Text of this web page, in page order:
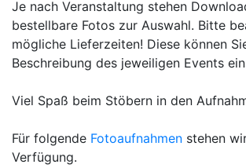
Je nach Veranstaltung stehen
bestellbare Fotos zur Auswahl. Bitte
mögliche Lieferzeiten! Diese können
Beschreibung des jeweiligen Events
Viel Spaß beim Stöbern in den
Für folgende Fotoaufnahmen stehen
Verfügung.